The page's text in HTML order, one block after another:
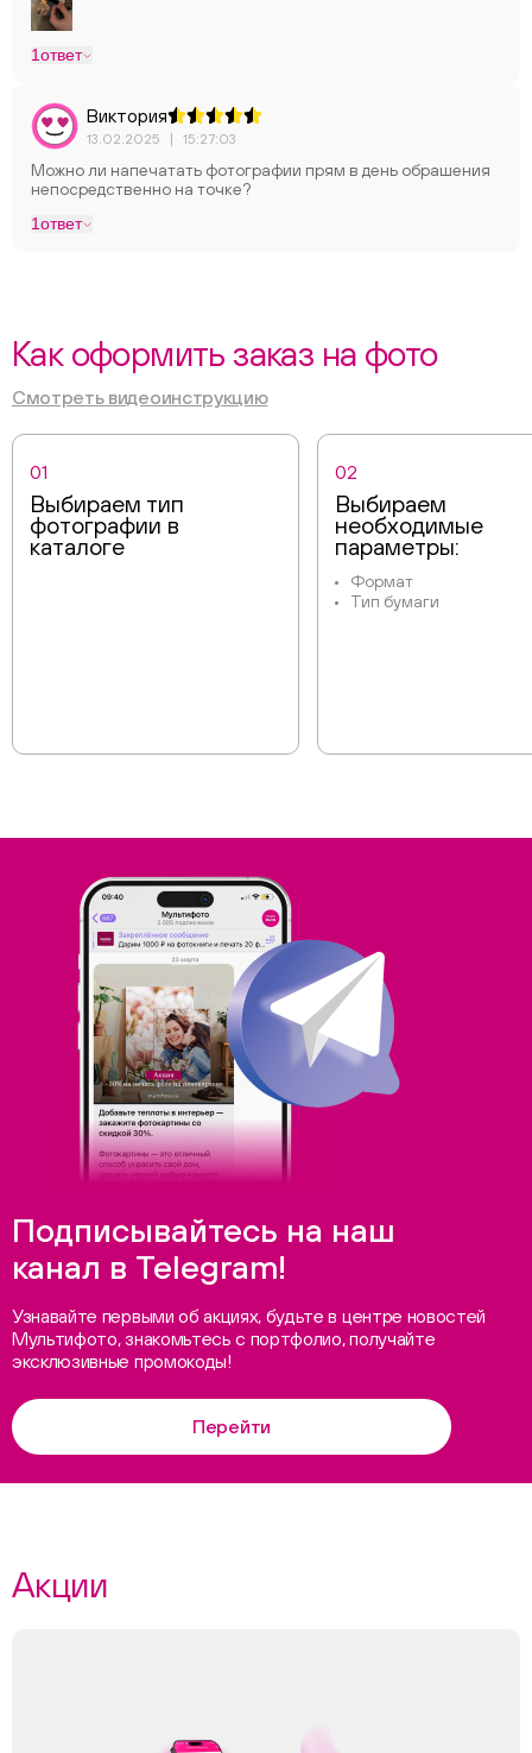
1ответ
Виктория
13.02.2025 | 15:27:03
Можно ли напечатать фотографии прям в день обрашения
непосредственно на точке?
1ответ
Как оформить заказ на фото
Смотреть видеоинструкцию
01
Выбираем тип
фотографии в
каталоге
02
Выбираем
необходимые
параметры:
Формат
Тип бумаги
Подписывайтесь на наш
канал в Telegram!
Узнавайте первыми об акциях, будьте в центре новостей
Мультифото, знакомьтесь с портфолио, получайте
эксклюзивные промокоды!
Перейти
Акции